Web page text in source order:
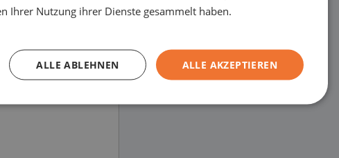
Ihrer Nutzung ihrer Dienste gesammelt haben.
ALLE AKZEPTIEREN
ALLE ABLEHNEN